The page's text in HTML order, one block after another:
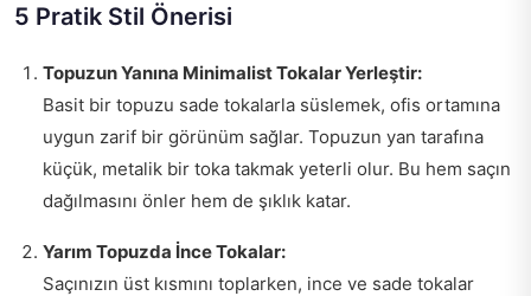
5 Pratik Stil Önerisi
Topuzun Yanına Minimalist Tokalar Yerleştir:
Basit bir topuzu sade tokalarla süslemek, ofis ortamına
uygun zarif bir görünüm sağlar. Topuzun yan tarafına
küçük, metalik bir toka takmak yeterli olur. Bu hem saçın
dağılmasını önler hem de şıklık katar.
Yarım Topuzda İnce Tokalar:
Saçınızın üst kısmını toplarken, ince ve sade tokalar